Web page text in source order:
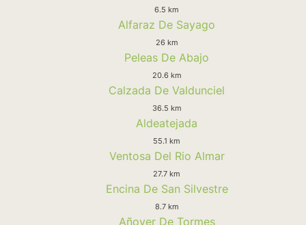
6.5 km
Alfaraz De Sayago
26 km
Peleas De Abajo
20.6 km
Calzada De Valdunciel
36.5 km
Aldeatejada
55.1 km
Ventosa Del Rio Almar
27.7 km
Encina De San Silvestre
8.7 km
Añover De Tormes